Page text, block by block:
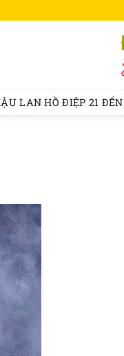
LAN HỒ ĐIỆP 21